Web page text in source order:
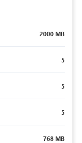
2000 MB
5
5
5
768 MB